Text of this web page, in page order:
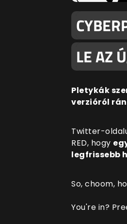
LE AZ
Pletykák
verzióról
Twitter-
RED, hogy
legfrissebb
So, choom,
You're in?